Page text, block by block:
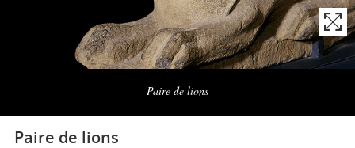
Paire de lions
Paire de lions